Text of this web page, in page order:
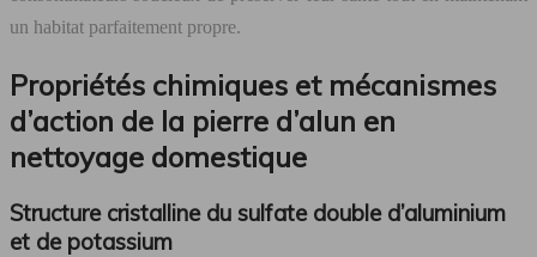
un habitat parfaitement propre.
Propriétés chimiques et mécanismes
d’action de la pierre d’alun en
nettoyage domestique
Structure cristalline du sulfate double d’aluminium
et de potassium